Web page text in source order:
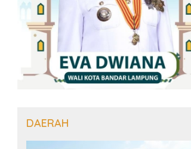
DAERAH